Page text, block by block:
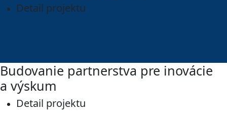
Detail projektu
Budovanie partnerstva pre inovácie
a výskum
Detail projektu